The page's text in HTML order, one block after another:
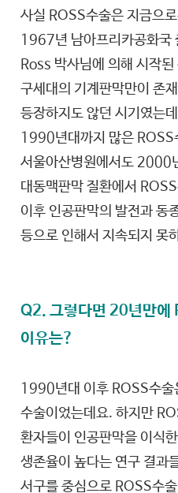
사실 ROSS수술은 지금으
1967년 남아프리카공화국
Ross 박사님에 의해 시작
구세대의 기계판막만이 존
등장하지도 않던 시기였는
1990년대까지 많은 ROSS
서울아산병원에서도 2000
대동맥판막 질환에서
이후 인공판막의 발전과 동
등으로 인해서 지속되지 못
Q2. 그렇다면 20년만에
이유는?
1990년대 이후 ROSS수술
수술이었는데요. 하지만
환자들이 인공판막을 이식
생존율이 높다는 연구 결과
서구를 중심으로 ROSS수